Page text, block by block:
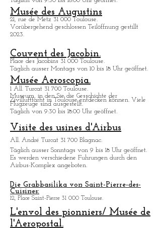
Av. Jean Gonord 31 500 Toulouse.
Vergnugspark für den Welttraum.
Täglich von 9:30 bis 18:00 Uhr geöffnet.
Musée des Augustins
Vorübergehend geschlossen Teilöffnung gestillt
2023.
Couvent des Jacobin.
Place des Jacobins 31 000 Toulouse.
Täglich ausser Montags von 10 bis 18 Uhr geöffnet.
Musée Aeroscopia.
1 All. Turcat 31 700 Toulouse.
Zivilluftfarht in Toulouse entdecken kö
Flugzeuge sind ausgestellt.
Täglich von 9:30 bis 18:00 Uhr geöffnet.
Visite des usines d'Airbus
All. André Turcat 31 700 Blagnac.
Es werden verschiedene Fuhrungen durch den
Airbus-Komplex angeboten.
Die Grabbasilika von Saint-Pierre-des-
Cuisines:
12, Place Saint-Pierre 31 000 Toulouse.